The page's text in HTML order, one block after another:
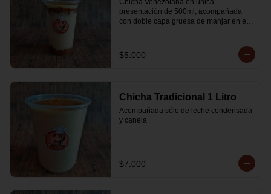
Chicha Venezolana en única
presentación de 500ml, acompañada
con doble capa gruesa de manjar en el
$5.000
Chicha Tradicional 1 Litro
Acompañada sólo de leche condensada
y canela
$7.000